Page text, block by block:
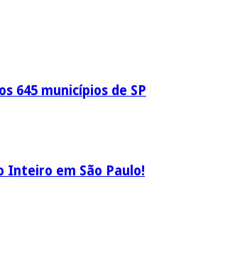
645 municípios de SP
Inteiro em São Paulo!